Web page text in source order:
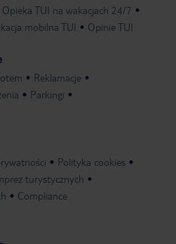
Opieka TUI na wakacjach 24/7
mobilna TUI Opinie TUI
Reklamacje
Parkingi
Polityka cookies
turystycznych
Compliance